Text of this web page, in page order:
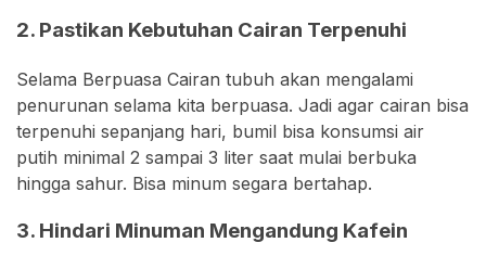
2. Pastikan Kebutuhan Cairan Terpenuhi
Selama Berpuasa Cairan tubuh akan mengalami
penurunan selama kita berpuasa. Jadi agar cairan bisa
terpenuhi sepanjang hari, bumil bisa konsumsi air
putih minimal 2 sampai 3 liter saat mulai berbuka
hingga sahur. Bisa minum segara bertahap.
3. Hindari Minuman Mengandung Kafein